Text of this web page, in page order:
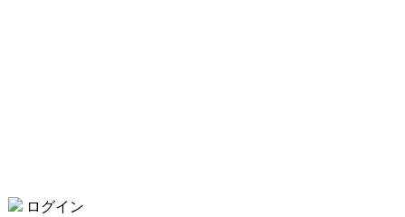
ログイン